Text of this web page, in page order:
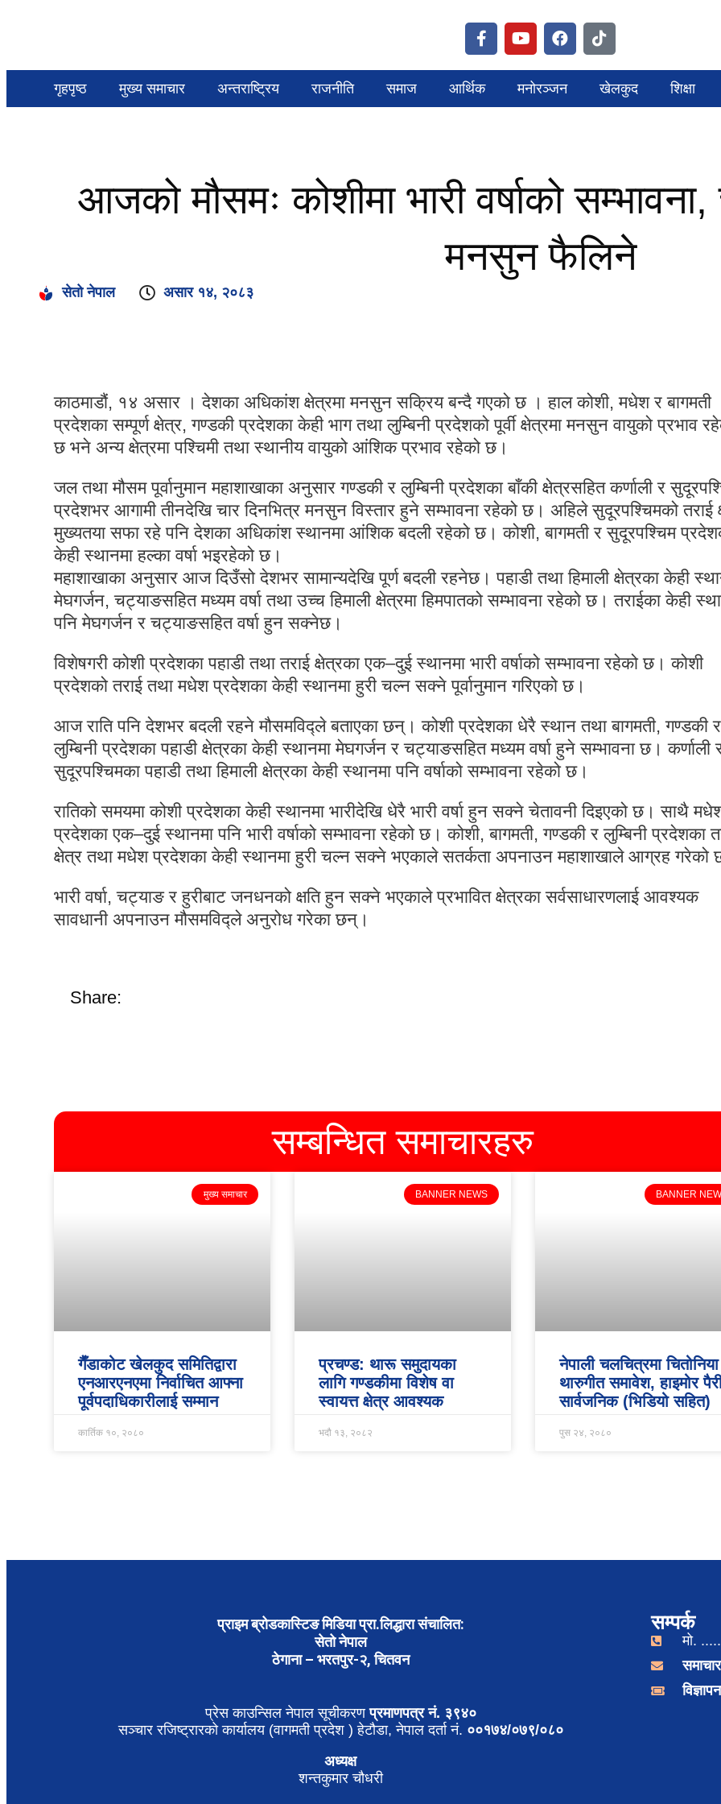
गृहपृष्ठ मुख्य समाचार अन्तराष्ट्रिय राजनीति समाज आर्थिक मनोरञ्जन खेलकुद शिक्षा
आजको मौसमः कोशीमा भारी वर्षाको
मनसुन फैलिने
सेतो नेपाल असार १४, २०८३
काठमाडौं, १४ असार । देशका अधिकांश क्षेत्रमा मनसुन सक्रिय बन्दै गएको छ । हाल कोशी, मधेश र बागमती
प्रदेशका सम्पूर्ण क्षेत्र, गण्डकी प्रदेशका केही भाग तथा लुम्बिनी प्रदेशको पूर्वी क्षेत्रमा मनसुन वायुको प्रभाव
छ भने अन्य क्षेत्रमा पश्चिमी तथा स्थानीय वायुको आंशिक प्रभाव रहेको छ।
जल तथा मौसम पूर्वानुमान महाशाखाका अनुसार गण्डकी र लुम्बिनी प्रदेशका बाँकी क्षेत्रसहित कर्णाली र
प्रदेशभर आगामी तीनदेखि चार दिनभित्र मनसुन विस्तार हुने सम्भावना रहेको छ। अहिले सुदूरपश्चिमको तराई
मुख्यतया सफा रहे पनि देशका अधिकांश स्थानमा आंशिक बदली रहेको छ। कोशी, बागमती र सुदूरपश्चिम
केही स्थानमा हल्का वर्षा भइरहेको छ।
महाशाखाका अनुसार आज दिउँसो देशभर सामान्यदेखि पूर्ण बदली रहनेछ। पहाडी तथा हिमाली क्षेत्रका केही
मेघगर्जन, चट्याङसहित मध्यम वर्षा तथा उच्च हिमाली क्षेत्रमा हिमपातको सम्भावना रहेको छ। तराईका केही
पनि मेघगर्जन र चट्याङसहित वर्षा हुन सक्नेछ।
विशेषगरी कोशी प्रदेशका पहाडी तथा तराई क्षेत्रका एक–दुई स्थानमा भारी वर्षाको सम्भावना रहेको छ। कोशी
प्रदेशको तराई तथा मधेश प्रदेशका केही स्थानमा हुरी चल्न सक्ने पूर्वानुमान गरिएको छ।
आज राति पनि देशभर बदली रहने मौसमविद्ले बताएका छन्। कोशी प्रदेशका धेरै स्थान तथा बागमती, गण्डकी र
लुम्बिनी प्रदेशका पहाडी क्षेत्रका केही स्थानमा मेघगर्जन र चट्याङसहित मध्यम वर्षा हुने सम्भावना छ। कर्णाली
सुदूरपश्चिमका पहाडी तथा हिमाली क्षेत्रका केही स्थानमा पनि वर्षाको सम्भावना रहेको छ।
रातिको समयमा कोशी प्रदेशका केही स्थानमा भारीदेखि धेरै भारी वर्षा हुन सक्ने चेतावनी दिइएको छ। साथै
प्रदेशका एक–दुई स्थानमा पनि भारी वर्षाको सम्भावना रहेको छ। कोशी, बागमती, गण्डकी र लुम्बिनी प्रदेशका
क्षेत्र तथा मधेश प्रदेशका केही स्थानमा हुरी चल्न सक्ने भएकाले सतर्कता अपनाउन महाशाखाले आग्रह गरेको
भारी वर्षा, चट्याङ र हुरीबाट जनधनको क्षति हुन सक्ने भएकाले प्रभावित क्षेत्रका सर्वसाधारणलाई आवश्यक
सावधानी अपनाउन मौसमविद्ले अनुरोध गरेका छन्।
Share:
सम्बन्धित समाचारहरु
मुख्य समाचार
गैँडाकोट खेलकुद समितिद्वारा
एनआरएनएमा निर्वाचित आफ्ना
पूर्वपदाधिकारीलाई सम्मान
कार्तिक १०, २०८०
BANNER NEWS
प्रचण्ड: थारू समुदायका
लागि गण्डकीमा विशेष वा
स्वायत्त क्षेत्र आवश्यक
भदौ १३, २०८२
BANNER
नेपाली चलचित्रमा चितोनिया
थारुगीत समावेश, हाइमोर
सार्वजनिक (भिडियो सहित)
पुस २४, २०८०
प्राइम ब्रोडकास्टिङ मिडिया प्रा.लिद्धारा संचालित:
सेतो नेपाल
ठेगाना – भरतपुर-२, चितवन
प्रेस काउन्सिल नेपाल सूचीकरणप्रमाणपत्र नं. ३९४०
सञ्चार रजिष्ट्रारको कार्यालय (वागमती प्रदेश ) हेटौडा, नेपाल दर्ता नं. ००१७४/०७९/०८०
अध्यक्ष
शन्तकुमार चौधरी
सम्पर्क
मो.